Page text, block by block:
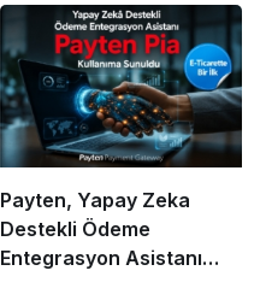
Payten, Yapay Zeka
Destekli Ödeme
Entegrasyon Asistanı